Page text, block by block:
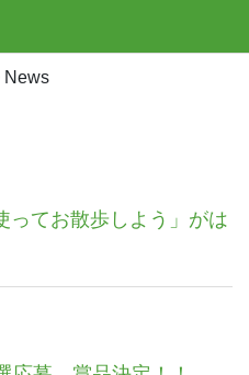
News
ってお散歩しよう」がは